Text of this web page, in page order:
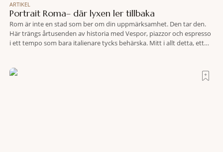
ARTIKEL
Portrait Roma– där lyxen ler tillbaka
Rom är inte en stad som ber om din uppmärksamhet. Den tar den.
Här trängs årtusenden av historia med Vespor, piazzor och espresso
i ett tempo som bara italienare tycks behärska. Mitt i allt detta, ett